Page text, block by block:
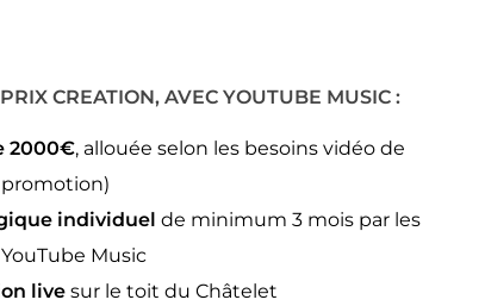
CREATION, AVEC YOUTUBE MUSIC :
2000€, allouée selon les besoins vidéo de
promotion)
individuel de minimum 3 mois par les
Music
live sur le toit du Châtelet